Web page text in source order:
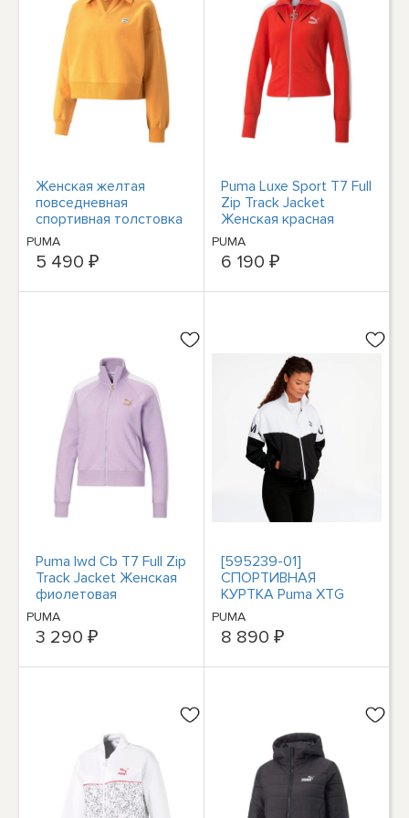
Женская желтая
повседневная
спортивная толстовка
Puma Downtown с
воротником большого
размера
PUMA
5 490 ₽
Puma Luxe Sport T7 Full
Zip Track Jacket
Женская красная
повседневная
спортивная верхняя
одежда 53
PUMA
6 190 ₽
Puma Iwd Cb T7 Full Zip
Track Jacket Женская
фиолетовая
повседневная
спортивная верхняя
одежда 536
PUMA
3 290 ₽
[595239-01]
СПОРТИВНАЯ
КУРТКА Puma XTG
женская
PUMA
8 890 ₽